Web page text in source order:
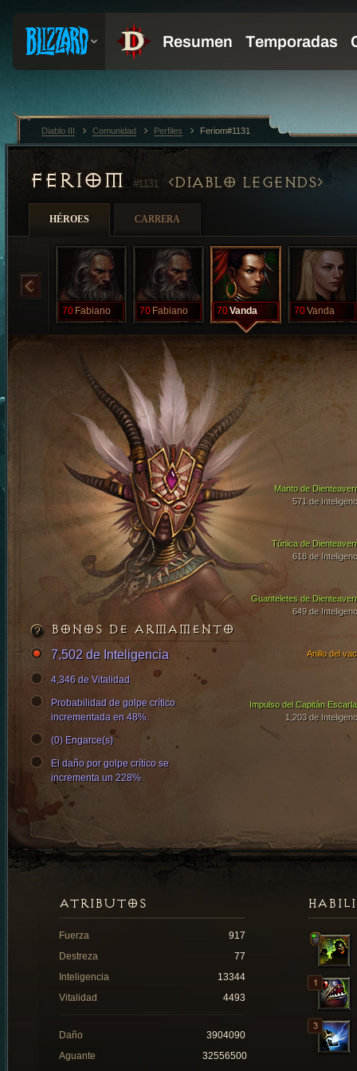
FERIOM #1131 DIABLO LEGENDS
HÉROES CARRERA
70 Fabiano 70 Fabiano 70Vanda 70Vanda
Túnica de
618 de
Guanteletes de
649 de
Manto de
571 de
Impulso del Capitán
1,203 de
Anillo del
BONOS DE ARMAMENTO
7,502 de Inteligencia
4,346 de Vitalidad
Probabilidad de golpe crítico
incrementada en 48%.
(0) Engarce(s)
El daño por golpe crítico se
incrementa un 228%
ATRIBUTOS
Fuerza
917
Destreza
77
Inteligencia
13344
Vitalidad
4493
Daño
3904090
Aguante
32556500
Diablo III Comunidad Perfiles Feriom#1131